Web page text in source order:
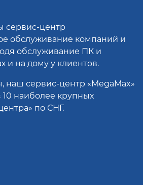
сервис-центр
обслуживание компаний и
обслуживание ПК и
и на дому у клиентов.
наш сервис-центр «MegaMax»
наиболее крупных
по СНГ.